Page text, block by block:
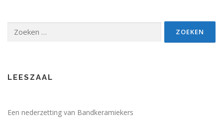
a
g
naar:
LEESZAAL
Een nederzetting van Bandkeramiekers